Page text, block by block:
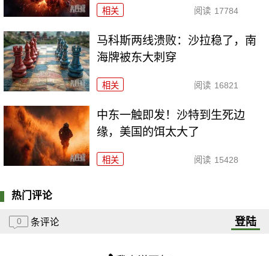
相关 阅读 17784
马科斯两线溃败：沙拉稳了，南
海牌被东大刺穿
相关 阅读 16821
中东一触即发！沙特到生死边
缘，美国的饵太大了
相关 阅读 15428
热门评论
0 条评论 登陆